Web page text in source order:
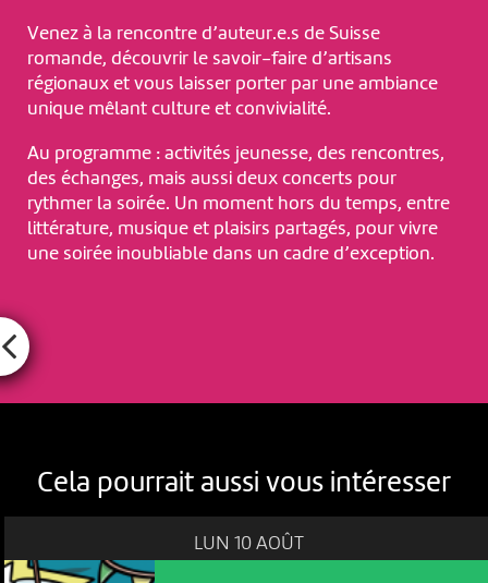
Venez à la rencontre d’auteur.e.s de Suisse
romande, découvrir le savoir-faire d’artisans
régionaux et vous laisser porter par une ambiance
unique mêlant culture et convivialité.
Au programme : activités jeunesse, des rencontres,
des échanges, mais aussi deux concerts pour
rythmer la soirée. Un moment hors du temps, entre
littérature, musique et plaisirs partagés, pour vivre
une soirée inoubliable dans un cadre d’exception.
Cela pourrait aussi vous intéresser
LUN 10 AOÛT